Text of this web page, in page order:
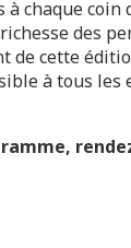
chaque coin
des
de cette
à tous les